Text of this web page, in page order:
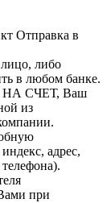
Отправка в
лицо, либо
в любом банке.
СЧЕТ, Ваш
из
адрес,
при